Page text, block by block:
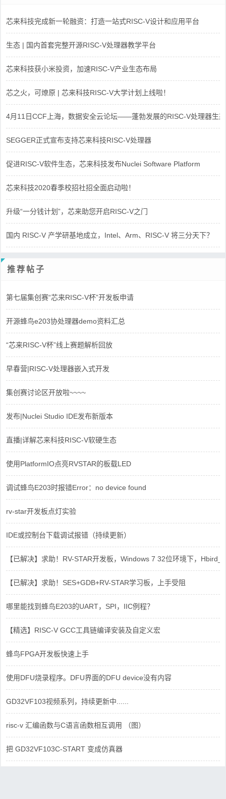
芯来科技完成新一轮融资：打造一站式RISC-V设计和应用平台
生态 | 国内首套完整开源RISC-V处理器教学平台
芯来科技获小米投资，加速RISC-V产业生态布局
芯之火，可燎原 | 芯来科技RISC-V大学计划上线啦！
4月11日CCF上海，数据安全云论坛——蓬勃发展的RISC-V处理器生态
SEGGER正式宣布支持芯来科技RISC-V处理器
促进RISC-V软件生态，芯来科技发布Nuclei Software Platform
芯来科技2020春季校招社招全面启动啦！
升级“一分钱计划”，芯来助您开启RISC-V之门
国内 RISC-V 产学研基地成立，Intel、Arm、RISC-V 将三分天下？
推荐帖子
第七届集创赛“芯来RISC-V杯”开发板申请
开源蜂鸟e203协处理器demo资料汇总
“芯来RISC-V杯”线上赛题解析回放
早春营|RISC-V处理器嵌入式开发
集创赛讨论区开放啦~~~~
发布|Nuclei Studio IDE发布新版本
直播|详解芯来科技RISC-V软硬生态
使用PlatformIO点亮RVSTAR的板载LED
调试蜂鸟E203时报错Error：no device found
rv-star开发板点灯实验
IDE或控制台下载调试报错（持续更新）
【已解决】求助！RV-STAR开发板，Windows 7 32位环境下，
【已解决】求助！SES+GDB+RV-STAR学习板，上手受阻
哪里能找到蜂鸟E203的UART，SPI，IIC例程？
【精选】RISC-V GCC工具链编译安装及自定义宏
蜂鸟FPGA开发板快速上手
使用DFU烧录程序。DFU界面的DFU device没有内容
GD32VF103视频系列，持续更新中......
risc-v 汇编函数与C语言函数相互调用 （图）
把 GD32VF103C-START 变成仿真器